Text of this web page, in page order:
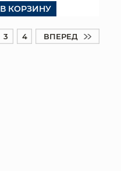
В КОРЗИНУ
3 4 ВПЕРЕД